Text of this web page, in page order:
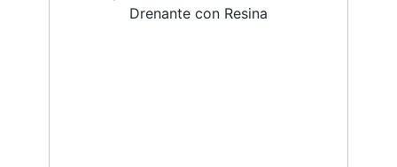
vialetti decorativi, aiuole, bordure
mescolate con leganti in resina per ghiaino